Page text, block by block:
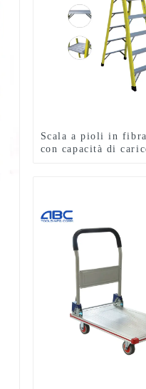
Scala a pioli in
con capacità di